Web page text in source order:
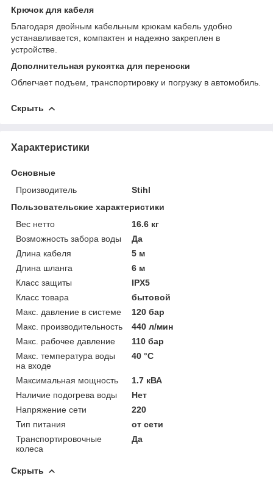
Крючок для кабеля
Благодаря двойным кабельным крюкам кабель удобно
устанавливается, компактен и надежно закреплен в
устройстве.
Дополнительная рукоятка для переноски
Облегчает подъем, транспортировку и погрузку в автомобиль.
Скрыть
Характеристики
Основные
Производитель
Stihl
Пользовательские характеристики
Вес нетто
16.6 кг
Возможность забора воды
Да
Длина кабеля
5 м
Длина шланга
6 м
Класс защиты
IPX5
Класс товара
бытовой
Макс. давление в системе
120 бар
Макс. производительность
440 л/мин
Макс. рабочее давление
110 бар
Макс. температура воды
на входе
40 °C
Максимальная мощность
1.7 кВА
Наличие подогрева воды
Нет
Напряжение сети
220
Тип питания
от сети
Транспортировочные
колеса
Да
Скрыть